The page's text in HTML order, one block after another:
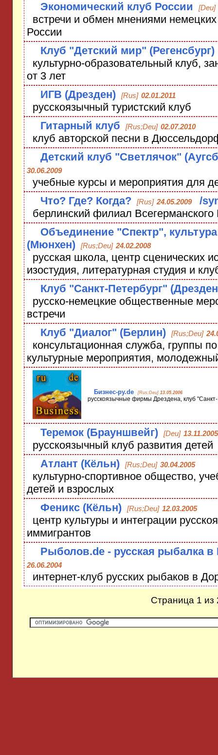
Экономический клуб России
[Deu]
встречи и обмен мнениями
России
Клуб "Детский мир" (Регенсбург)
культурно-образовательный клуб,
от 3 лет
ИГВ (Дрезден)
[Rus] 02.01.2011
русскоязычный туристский клуб
Гитарный клуб
[Rus;Deu] 02.07.2010
клуб авторской песни в
Детский клуб "Светлячок"
30.06.2009
учебные курсы и мероприятия для
Что? Где? Когда?
[Rus] 24.05.2009
/
берлинский филиал
Объединение "Спектр",
(Мюнхен)
[Rus;Deu] 24.02.2008
русская школа, центр сценических
изостудия, литературная студия и
Клуб "Санкт-Петербург"
русско-немецкие общественные
встречи
Клуб "Диалог" (Берлин)
[Rus;Deu]
консультационная служба, группы
культурные мероприятия,
Бизнес-ру.de [Rus;Deu] 13.05.2006
русскоязычные фирмы Дрездена, клуб
Теремок (Брауншвейг) [Deu] 13.11.2005
русскоязычный клуб развития детей
Атлант (Кёльн)
[Rus;Deu] 30.04.2005
культурно-спортивное общество,
детей и взрослых
Феникс (Кёльн)
[Rus;Deu] 12.03.2005
центр культуры и интеграции
иммигрантов
Рыболов.de - русская рыбалка в
26.06.2004
интернет-клуб русских рыбаков в
Страница 1